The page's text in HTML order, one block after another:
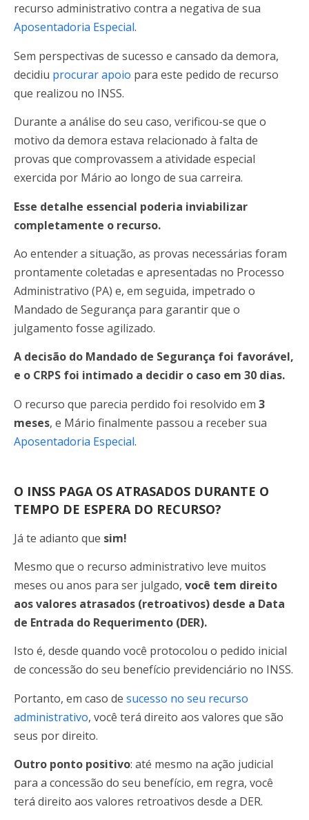
recurso administrativo contra a negativa de sua
Aposentadoria Especial.
Sem perspectivas de sucesso e cansado da demora,
decidiu procurar apoio para este pedido de recurso
que realizou no INSS.
Durante a análise do seu caso, verificou-se que o
motivo da demora estava relacionado à falta de
provas que comprovassem a atividade especial
exercida por Mário ao longo de sua carreira.
Esse detalhe essencial poderia inviabilizar
completamente o recurso.
Ao entender a situação, as provas necessárias foram
prontamente coletadas e apresentadas no Processo
Administrativo (PA) e, em seguida, impetrado o
Mandado de Segurança para garantir que o
julgamento fosse agilizado.
A decisão do Mandado de Segurança foi favorável,
e o CRPS foi intimado a decidir o caso em 30 dias.
O recurso que parecia perdido foi resolvido em 3
meses, e Mário finalmente passou a receber sua
Aposentadoria Especial.
O INSS PAGA OS ATRASADOS DURANTE O
TEMPO DE ESPERA DO RECURSO?
Já te adianto que sim!
Mesmo que o recurso administrativo leve muitos
meses ou anos para ser julgado, você tem direito
aos valores atrasados (retroativos) desde a Data
de Entrada do Requerimento (DER).
Isto é, desde quando você protocolou o pedido inicial
de concessão do seu benefício previdenciário no INSS.
Portanto, em caso de sucesso no seu recurso
administrativo, você terá direito aos valores que são
seus por direito.
Outro ponto positivo: até mesmo na ação judicial
para a concessão do seu benefício, em regra, você
terá direito aos valores retroativos desde a DER.